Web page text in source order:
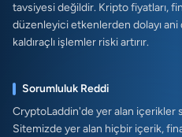
tavsiyesi değildir. Kripto fiyatları,
düzenleyici etkenlerden dolayı
kaldıraçlı işlemler riski artırır.
Sorumluluk Reddi
CryptoLaddin'de yer alan içerikler
Sitemizde yer alan hiçbir içerik,